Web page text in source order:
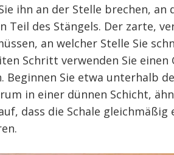
ihn an der Stelle brechen,
Teil des Stängels. Der zarte,
an welcher Stelle Sie
Schritt verwenden Sie
Beginnen Sie etwa unterhalb
in einer dünnen Schicht,
dass die Schale